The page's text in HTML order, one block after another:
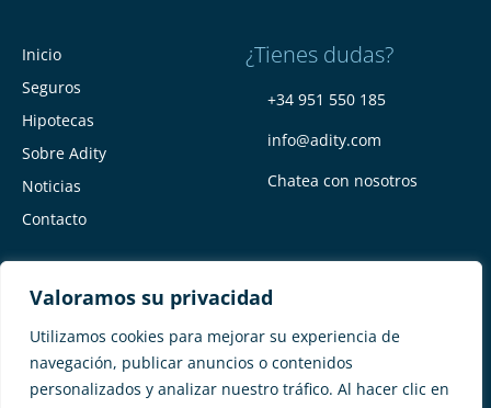
Valoramos su privacidad
Utilizamos cookies para mejorar su experiencia de
navegación, publicar anuncios o contenidos
personalizados y analizar nuestro tráfico. Al hacer clic en
Inicio
Seguros
Hipotecas
Sobre Adity
Noticias
Contacto
¿Tienes dudas?
+34 951 550 185
info@adity.com
Chatea con nosotros